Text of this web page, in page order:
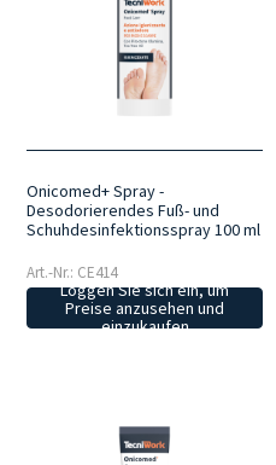
Onicomed+ Spray -
Desodorierendes Fuß- und
Schuhdesinfektionsspray 100 ml
Art.-Nr.: CE414
Loggen Sie sich ein, um
Preise anzusehen und
einzukaufen